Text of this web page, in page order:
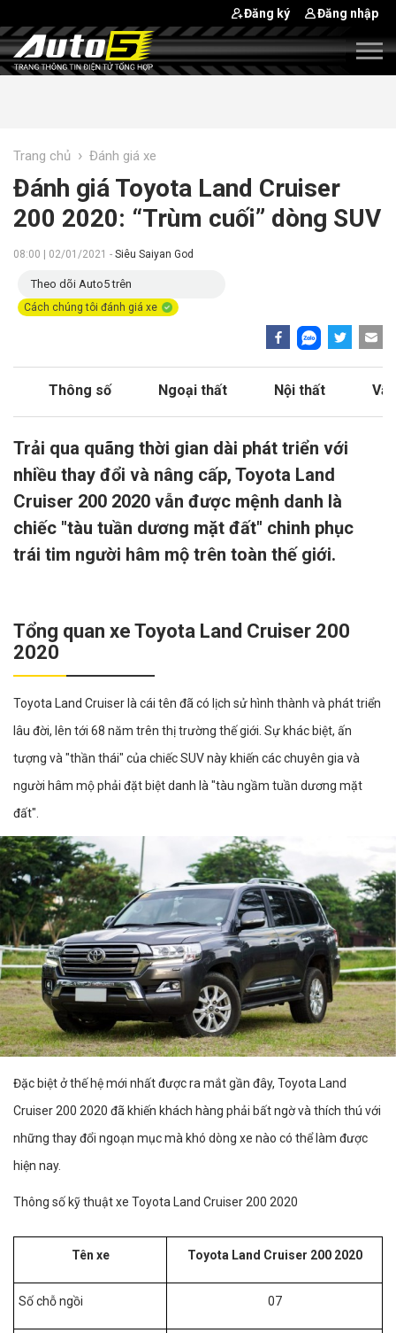
Đăng ký Đăng nhập
Trang chủ › Đánh giá xe
Đánh giá Toyota Land Cruiser
200 2020: “Trùm cuối” dòng SUV
08:00 | 02/01/2021 - Siêu Saiyan God
Theo dõi Auto5 trên
Cách chúng tôi đánh giá xe
Thông số Ngoại thất Nội thất
Trải qua quãng thời gian dài phát triển với
nhiều thay đổi và nâng cấp, Toyota Land
Cruiser 200 2020 vẫn được mệnh danh là
chiếc "tàu tuần dương mặt đất" chinh phục
trái tim người hâm mộ trên toàn thế giới.
Tổng quan xe Toyota Land Cruiser 200
2020
Toyota Land Cruiser là cái tên đã có lịch sử hình thành và phát triển
lâu đời, lên tới 68 năm trên thị trường thế giới. Sự khác biệt, ấn
tượng và "thần thái" của chiếc SUV này khiến các chuyên gia và
người hâm mộ phải đặt biệt danh là "tàu ngầm tuần dương mặt
đất".
Đặc biệt ở thế hệ mới nhất được ra mắt gần đây, Toyota Land
Cruiser 200 2020 đã khiến khách hàng phải bất ngờ và thích thú với
những thay đổi ngoạn mục mà khó dòng xe nào có thể làm được
hiện nay.
Thông số kỹ thuật xe Toyota Land Cruiser 200 2020
Tên xe Toyota Land Cruiser 200 2020
Số chỗ ngồi 07